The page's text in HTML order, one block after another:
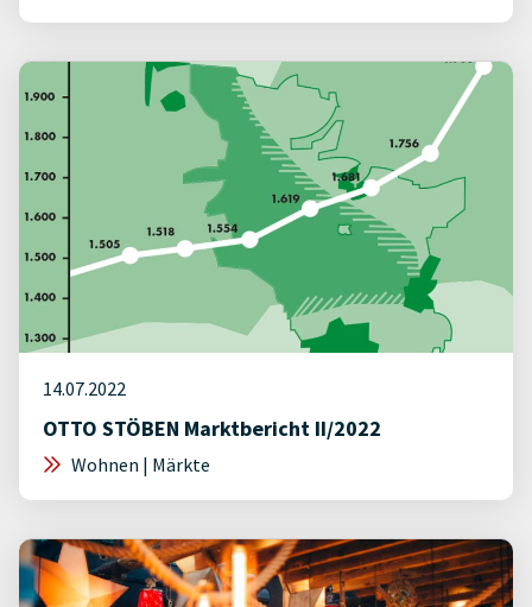
14.07.2022
OTTO STÖBEN Marktbericht II/2022
Wohnen | Märkte